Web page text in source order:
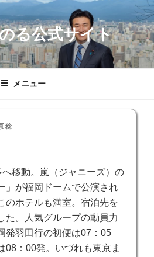
る公式サイト
メニュー
稔
移動。嵐（ジャニーズ）の
」が福岡ドームで公演され
のホテルも満室。宿泊先を
た。人気グループの動員力
発羽田行の初便は07：05
08：00発。いづれも東京ま